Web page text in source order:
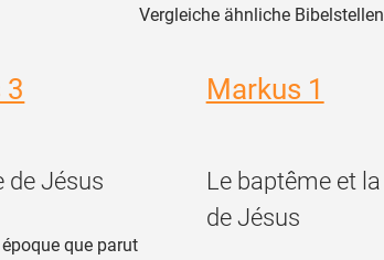
Vergleiche ähnliche
3
de Jésus
époque que parut
Markus 1
Le baptême et
de Jésus